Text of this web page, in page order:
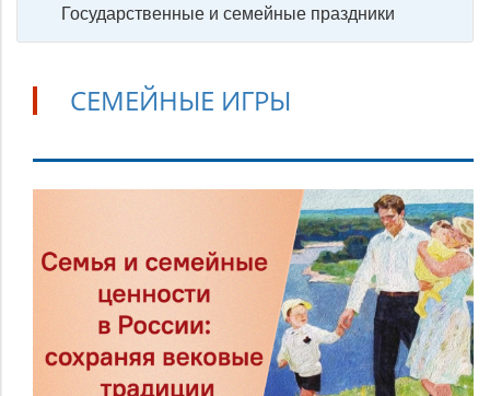
Государственные и семейные праздники
СЕМЕЙНЫЕ ИГРЫ